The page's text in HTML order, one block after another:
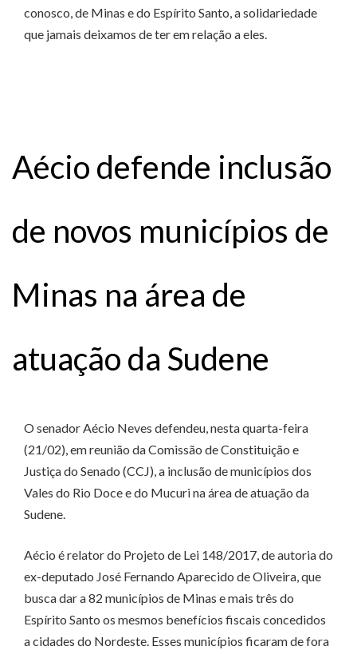
conosco, de Minas e do Espírito Santo, a solidariedade
que jamais deixamos de ter em relação a eles.
Aécio defende inclusão
de novos municípios de
Minas na área de
atuação da Sudene
O senador Aécio Neves defendeu, nesta quarta-feira
(21/02), em reunião da Comissão de Constituição e
Justiça do Senado (CCJ), a inclusão de municípios dos
Vales do Rio Doce e do Mucuri na área de atuação da
Sudene.
Aécio é relator do Projeto de Lei 148/2017, de autoria do
ex-deputado José Fernando Aparecido de Oliveira, que
busca dar a 82 municípios de Minas e mais três do
Espírito Santo os mesmos benefícios fiscais concedidos
a cidades do Nordeste. Esses municípios ficaram de fora